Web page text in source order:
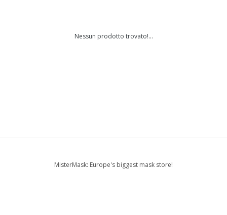
Nessun prodotto trovato!...
MisterMask: Europe's biggest mask store!